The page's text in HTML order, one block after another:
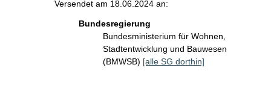
Versendet am 18.06.2024 an:
Bundesregierung
Bundesministerium für Wohnen,
Stadtentwicklung und Bauwesen
(BMWSB) [alle SG dorthin]